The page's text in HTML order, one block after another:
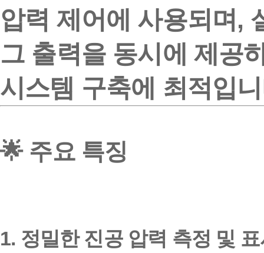
압력 제어에 사용되며,
그 출력을 동시에 제공
시스템 구축에 최적입
🌟 주요 특징
1. 정밀한 진공 압력 측정 및